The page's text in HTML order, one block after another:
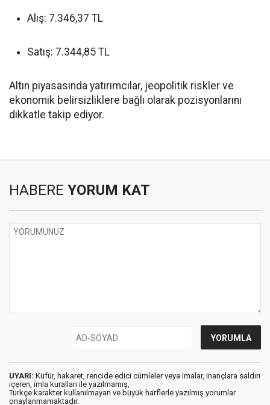
Alış: 7.346,37 TL
Satış: 7.344,85 TL
Altın piyasasında yatırımcılar, jeopolitik riskler ve
ekonomik belirsizliklere bağlı olarak pozisyonlarını
dikkatle takip ediyor.
HABERE YORUM KAT
UYARI: Küfür, hakaret, rencide edici cümleler veya imalar, inançlara saldırı
içeren, imla kuralları ile yazılmamış,
Türkçe karakter kullanılmayan ve büyük harflerle yazılmış yorumlar
onaylanmamaktadır.